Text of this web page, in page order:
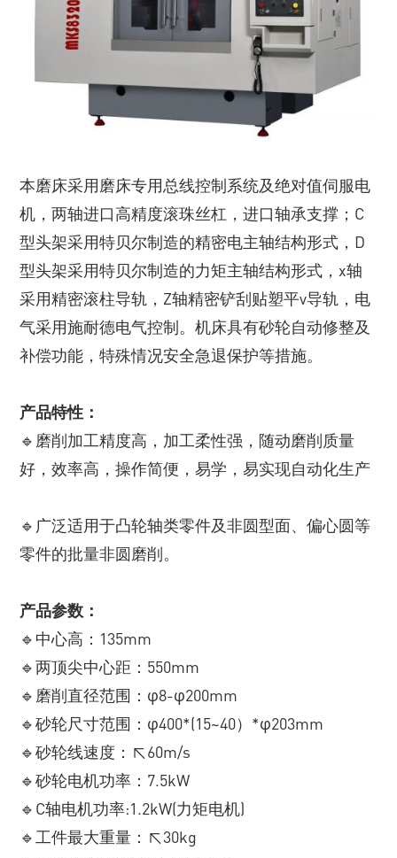
本磨床采用磨床专用总线控制系统及绝对值伺服电
机，两轴进口高精度滚珠丝杠，进口轴承支撑；C
型头架采用特贝尔制造的精密电主轴结构形式，D
型头架采用特贝尔制造的力矩主轴结构形式，x轴
采用精密滚柱导轨，Z轴精密铲刮贴塑平v导轨，电
气采用施耐德电气控制。机床具有砂轮自动修整及
补偿功能，特殊情况安全急退保护等措施。
产品特性：
🔹磨削加工精度高，加工柔性强，随动磨削质量
好，效率高，操作简便，易学，易实现自动化生产
🔹广泛适用于凸轮轴类零件及非圆型面、偏心圆等
零件的批量非圆磨削。
产品参数：
🔹中心高：135mm
🔹两顶尖中心距：550mm
🔹磨削直径范围：φ8-φ200mm
🔹砂轮尺寸范围：φ400*(15~40）*φ203mm
🔹砂轮线速度：≤60m/s
🔹砂轮电机功率：7.5kW
🔹C轴电机功率:1.2kW(力矩电机)
🔹工件最大重量：≤30kg